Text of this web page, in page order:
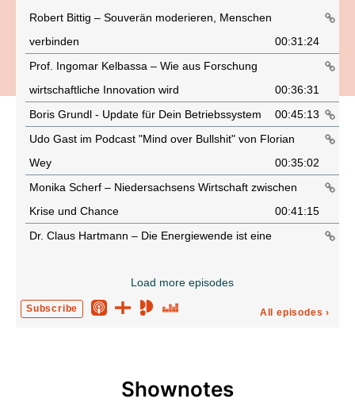
Robert Bittig – Souverän moderieren, Menschen
verbinden
00:31:24
Prof. Ingomar Kelbassa – Wie aus Forschung
wirtschaftliche Innovation wird
00:36:31
Boris Grundl - Update für Dein Betriebssystem
00:45:13
Udo Gast im Podcast "Mind over Bullshit" von Florian
Wey
00:35:02
Monika Scherf – Niedersachsens Wirtschaft zwischen
Krise und Chance
00:41:15
Dr. Claus Hartmann – Die Energiewende ist eine
EuroMinds 2026 – Europas Zukunft zwischen KI, Werten
und Verantwortung
00:19:43
Florian Wey – Fachkräfte finden, Menschen verstehen
Load more episodes
Subscribe All episodes ›
Shownotes